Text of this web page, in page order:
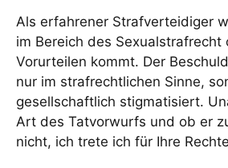
Als erfahrener Strafverteidiger
im Bereich des
Vorurteilen kommt. Der
nur im strafrechtlichen Sinne,
gesellschaftlich stigmatisiert.
Art des Tatvorwurfs und ob er
nicht, ich trete ich für Ihre